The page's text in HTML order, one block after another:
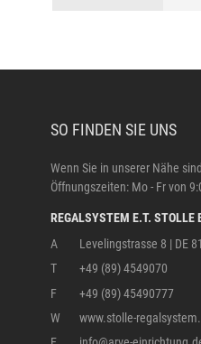
SO FINDEN SIE UNS
Wenn Sie in unserer Nähe
Öffnungszeiten: Mo - Fr von
REGALSYSTEM E.T. STOLLE
A
Levelingstrasse 8 | DE
T
+49 (89) 4549070
F
+49 (89) 45490777
W
www.stolle-